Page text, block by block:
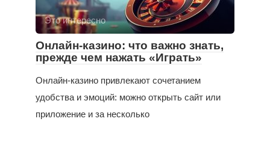
Это интересно
Онлайн-казино: что важно знать,
прежде чем нажать «Играть»
Онлайн-казино привлекают сочетанием
удобства и эмоций: можно открыть сайт или
приложение и за несколько